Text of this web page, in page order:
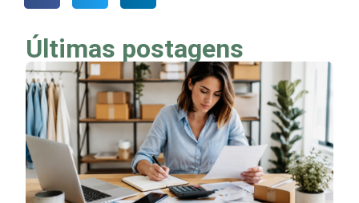
Últimas postagens